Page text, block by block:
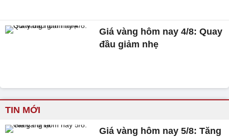
Giá vàng hôm nay 4/8: Quay
đầu giảm nhẹ
TIN MỚI
Giá vàng hôm nay 5/8: Tăng